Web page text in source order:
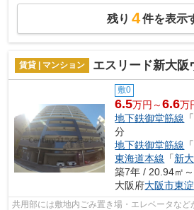
残り 4件を表示
賃貸 | マンション エスリード新大阪
敷0
6.5万円～6.6万
地下鉄御堂筋線 「
分
地下鉄御堂筋線 「
東海道本線 「新
築7年 / 20.94㎡
大阪府大阪市東
共用部には敷地内ごみ置き場・エレベータなど